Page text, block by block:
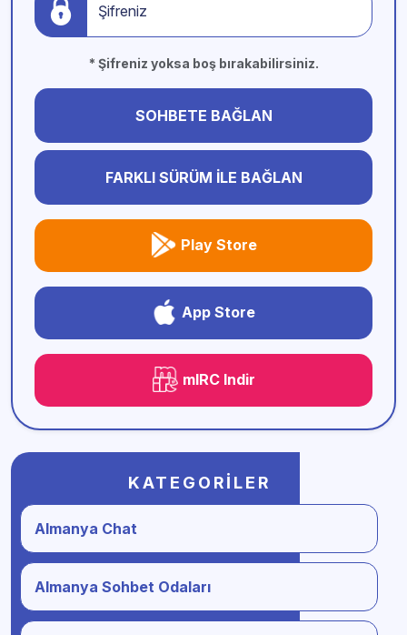
Şifreniz
* Şifreniz yoksa boş bırakabilirsiniz.
SOHBETE BAĞLAN
FARKLI SÜRÜM İLE BAĞLAN
Play Store
App Store
mIRC Indir
KATEGORILER
Almanya Chat
Almanya Sohbet Odaları